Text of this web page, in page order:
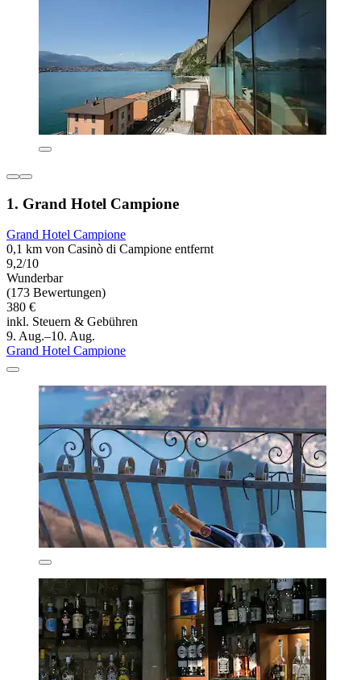
1. Grand Hotel Campione
Grand Hotel Campione
0,1 km von Casinò di Campione entfernt
9,2/10
Wunderbar
(173 Bewertungen)
380 €
inkl. Steuern & Gebühren
9. Aug.–10. Aug.
Grand Hotel Campione